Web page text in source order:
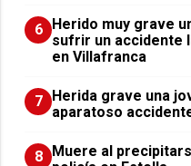
6 Herido muy grave
sufrir un accidente
en Villafranca
7 Herida grave una
aparatoso
8 Muere al